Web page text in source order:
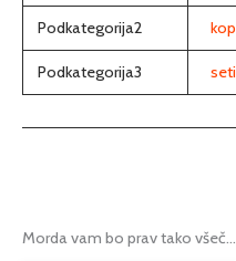
Podkategorija2
Podkategorija3 seti
Morda vam bo prav tako všeč…